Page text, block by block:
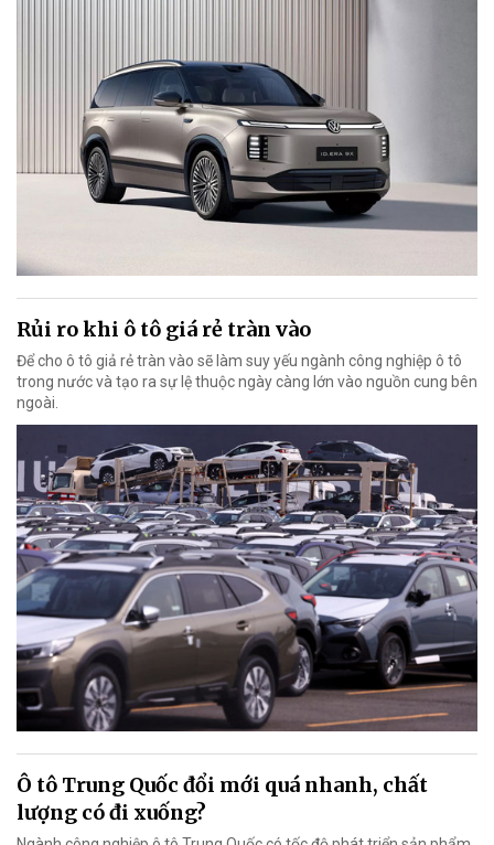
Rủi ro khi ô tô giá rẻ tràn vào
Để cho ô tô giả rẻ tràn vào sẽ làm suy yếu ngành công nghiệp ô tô
trong nước và tạo ra sự lệ thuộc ngày càng lớn vào nguồn cung bên
ngoài.
Ô tô Trung Quốc đổi mới quá nhanh, chất
lượng có đi xuống?